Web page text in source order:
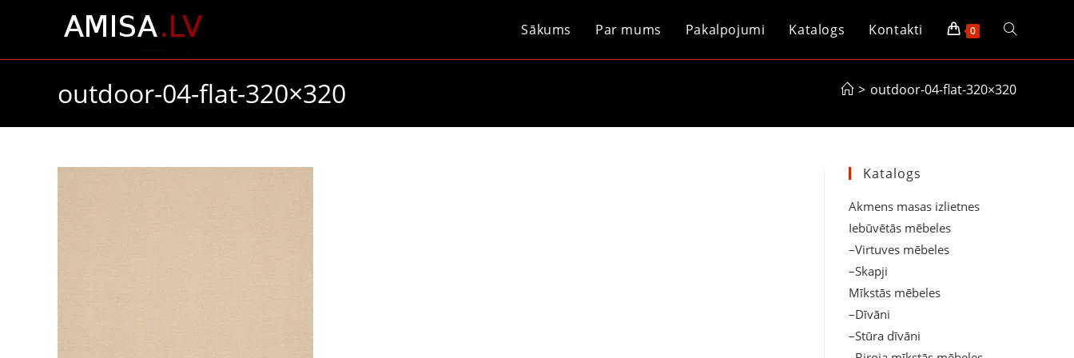
Sākums Par mums Pakalpojumi Katalogs Kontakti 0 Toggle
website
outdoor-04-flat-320×320 > outdoor-04-flat-320×320
Katalogs
Akmens masas izlietnes
Iebūvētās mēbeles
–Virtuves mēbeles
–Skapji
Mīkstās mēbeles
–Dīvāni
–Stūra dīvāni